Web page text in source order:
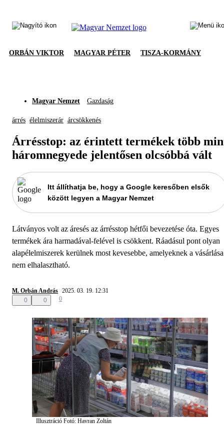
ORBÁN VIKTOR MAGYAR PÉTER TISZA-KORMÁNY
Magyar Nemzet Gazdaság
árrés élelmiszerár árcsökkenés
Árrésstop: az érintett termékek több
háromnegyede jelentősen olcsóbbá vált
Itt állíthatja be, hogy a Google keresőben elsők
között legyen a Magyar Nemzet
Látványos volt az áresés az árrésstop hétfői bevezetése óta. Egyes
termékek ára harmadával-felével is csökkent. Ráadásul pont olyan
alapélelmiszerek kerülnek most kevesebbe, amelyeknek a vásárlása
nem elhalasztható.
M. Orbán András 2025. 03. 19. 12:31
0
0 0
Illusztráció Fotó: Havran Zoltán